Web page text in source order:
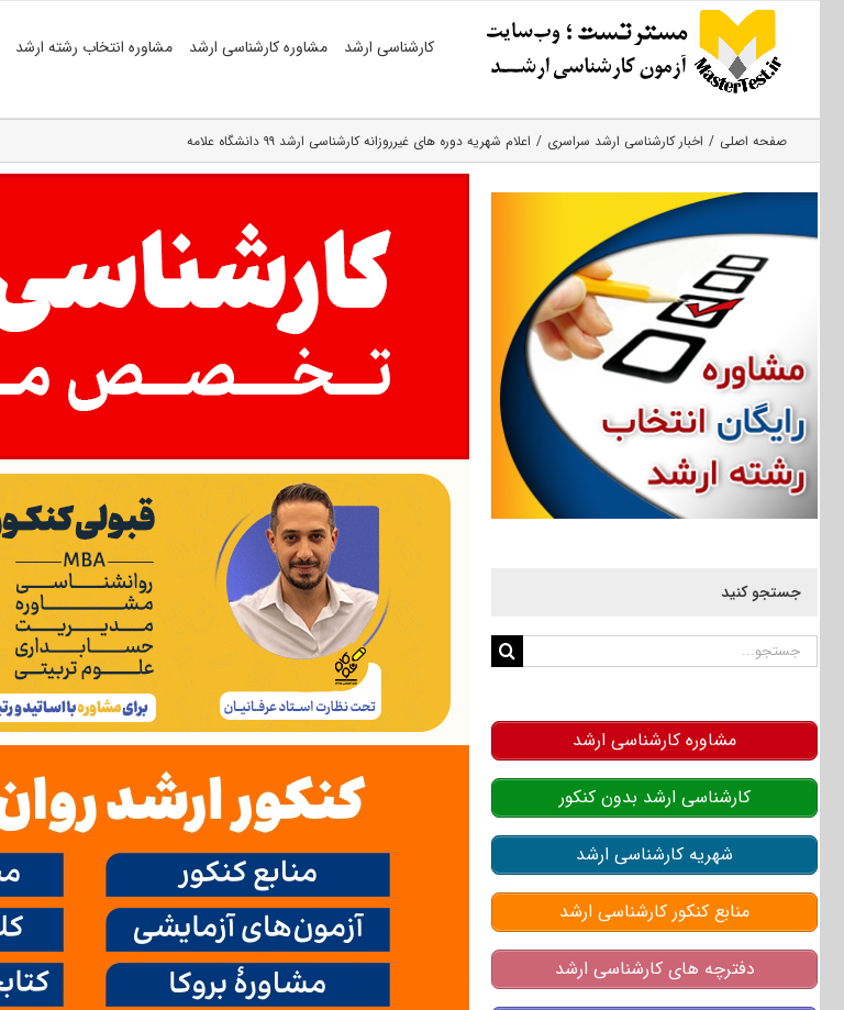
کارشناسی ارشد مشاوره کارشناسی ارشد مشاوره انتخاب رشته ارشد
صفحه اصلی اخبار کارشناسی ارشد سراسری اعلام شهریه دوره های غیرروزانه کارشناسی ارشد ۹۹ دانشگاه علامه
جستجو کنید
جستجو
مشاوره کارشناسی ارشد
کارشناسی ارشد بدون کنکور
شهریه کارشناسی ارشد
منابع کنکور کارشناسی ارشد
دفترچه های کارشناسی ارشد